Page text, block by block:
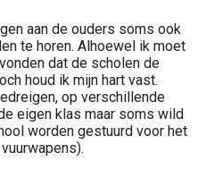
aan de ouders soms ook
te horen. Alhoewel ik moet
dat de scholen de
houd ik mijn hart vast.
op verschillende
eigen klas maar soms wild
worden gestuurd voor het